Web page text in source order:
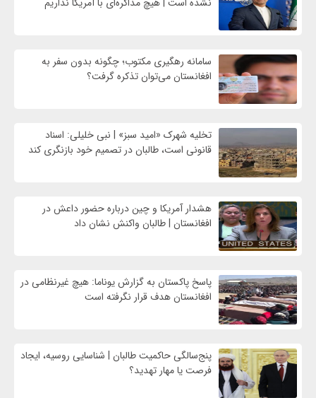
نشده است | هیچ مذاکره‌ای با آمریکا نداریم
سامانه رهگیری مکتوب؛ چگونه بدون سفر به
افغانستان می‌توان تذکره گرفت؟
تخلیه شهرک «امید سبز» | نبی خلیلی: اسناد
قانونی است، طالبان در تصمیم خود بازنگری کند
هشدار آمریکا و چین درباره حضور داعش در
افغانستان | طالبان واکنش نشان داد
پاسخ پاکستان به گزارش یوناما: هیچ غیرنظامی در
افغانستان هدف قرار نگرفته است
پنج‌سالگی حاکمیت طالبان | شناسایی روسیه، ایجاد
فرصت‌ یا مهار تهدید؟